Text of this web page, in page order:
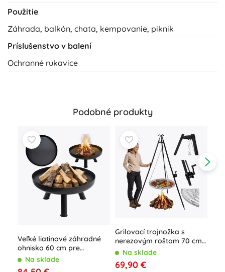
Použitie
Záhrada, balkón, chata, kempovanie, piknik
Príslušenstvo v balení
Ochranné rukavice
Podobné produkty
Veľké liatinové záhradné
ohnisko 60 cm pre
pohodové táboráky
Na sklade
Grilovací trojnožka s
nerezovým roštom 70 cm
Kaminer
Na sklade
69,90 €